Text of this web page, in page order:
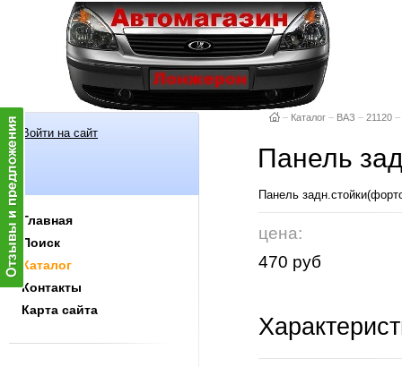
Войти на сайт
Главная
Поиск
Каталог
Контакты
Карта сайта
– Каталог – ВАЗ – 21120 –
Панель
Панель
цена:
470 руб